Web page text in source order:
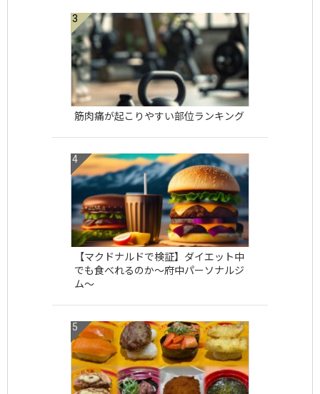
筋肉痛が起こりやすい部位ランキング
【マクドナルドで検証】ダイエット中
でも食べれるのか〜府中パーソナルジ
ム〜